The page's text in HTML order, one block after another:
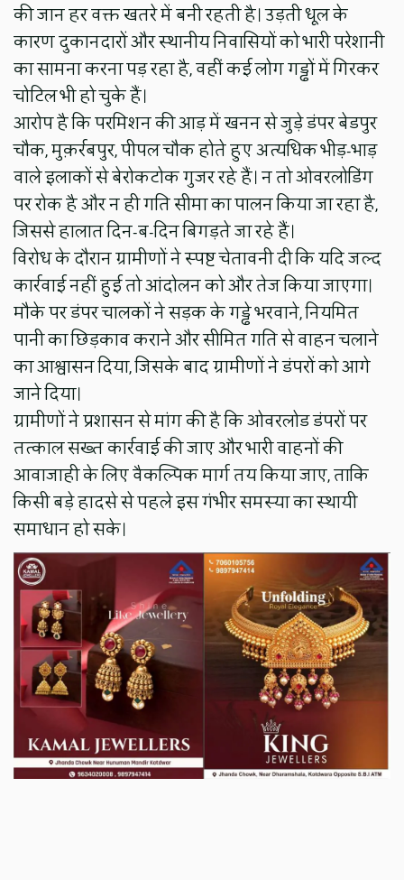
की जान हर वक्त खतरे में बनी रहती है। उड़ती धूल के
कारण दुकानदारों और स्थानीय निवासियों को भारी परेशानी
का सामना करना पड़ रहा है, वहीं कई लोग गड्ढों में गिरकर
चोटिल भी हो चुके हैं।
आरोप है कि परमिशन की आड़ में खनन से जुड़े डंपर बेडपुर
चौक, मुक़र्रबपुर, पीपल चौक होते हुए अत्यधिक भीड़-भाड़
वाले इलाकों से बेरोकटोक गुजर रहे हैं। न तो ओवरलोडिंग
पर रोक है और न ही गति सीमा का पालन किया जा रहा है,
जिससे हालात दिन-ब-दिन बिगड़ते जा रहे हैं।
विरोध के दौरान ग्रामीणों ने स्पष्ट चेतावनी दी कि यदि जल्द
कार्रवाई नहीं हुई तो आंदोलन को और तेज किया जाएगा।
मौके पर डंपर चालकों ने सड़क के गड्ढे भरवाने, नियमित
पानी का छिड़काव कराने और सीमित गति से वाहन चलाने
का आश्वासन दिया, जिसके बाद ग्रामीणों ने डंपरों को आगे
जाने दिया।
ग्रामीणों ने प्रशासन से मांग की है कि ओवरलोड डंपरों पर
तत्काल सख्त कार्रवाई की जाए और भारी वाहनों की
आवाजाही के लिए वैकल्पिक मार्ग तय किया जाए, ताकि
किसी बड़े हादसे से पहले इस गंभीर समस्या का स्थायी
समाधान हो सके।